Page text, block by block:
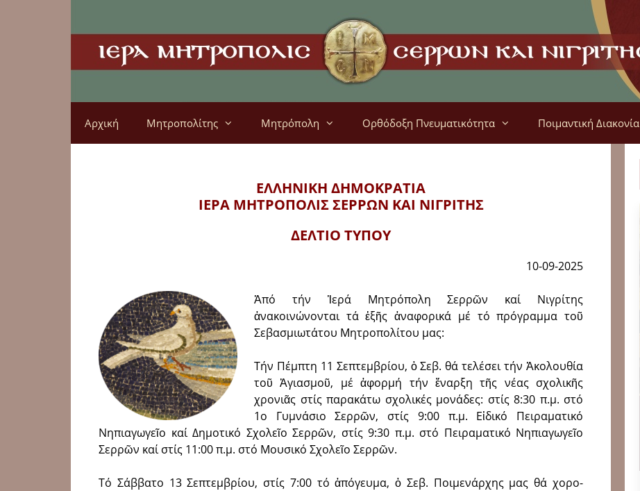
Αρχική Μητροπολίτης Μητρόπολη Ορθόδοξη Πνευματικότητα Ποιμαντική Διακονία
ΕΛΛΗΝΙΚΗ ΔΗΜΟΚΡΑΤΙΑ
ΙΕΡΑ ΜΗΤΡΟΠΟΛΙΣΣΕΡΡΩΝ ΚΑΙ ΝΙΓΡΙΤΗΣ
ΔΕΛΤΙΟ ΤΥΠΟΥ
10-09-2025
Ἀπό τήν Ἱερά Μητρόπολη Σερρῶν καί Νιγρίτης
ἀνακοινώνονται τά ἑξῆς ἀναφορικά μέ τό πρόγραμμα τοῦ
Σεβασμιωτάτου Μητροπολίτου μας:
Τήν Πέμπτη 11 Σεπτεμβρίου, ὁ Σεβ. θά τελέσει τήν Ἀκολουθία
τοῦ Ἁγιασμοῦ, μέ ἀφορμή τήν ἔναρξη τῆς νέας σχολικῆς
χρονιᾶς στίς παρα­κάτω σχολικές μονάδες: στίς 8:30 π.μ. στό
1ο Γυμνάσιο Σερρῶν, στίς 9:00 π.μ. Εἰδικό Πειραματικό
Νηπιαγωγεῖο καί Δημοτικό Σχολεῖο Σερρῶν, στίς 9:30 π.μ. στό Πειραματικό Νηπιαγωγεῖο
Σερρῶν καί στίς 11:00 π.μ. στό Μουσικό Σχολεῖο Σερρῶν.
Τό Σάββατο 13 Σεπτεμβρίου, στίς 7:00 τό ἀπόγευμα, ὁ Σεβ. Ποιμενάρχης μας θά χορο­